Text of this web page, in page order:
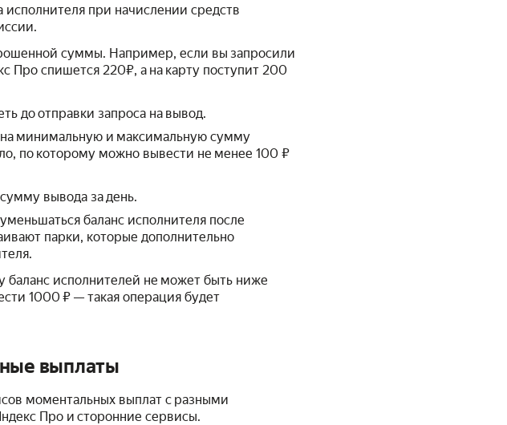
исполнителя при начислении средств
суммы. Например, если вы запросили
Про спишется 220₽, а на карту поступит 200
до отправки запроса на вывод.
минимальную и максимальную сумму
по которому можно вывести не менее 100 ₽
вывода за день.
баланс исполнителя после
парки, которые дополнительно
исполнителей не может быть ниже
1000 ₽ — такая операция будет
выплаты
моментальных выплат с разными
Про и сторонние сервисы.